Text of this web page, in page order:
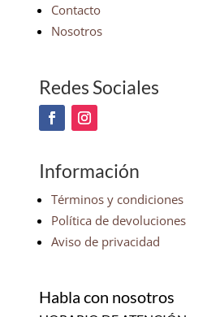
Contacto
Nosotros
Redes Sociales
Información
Términos y condiciones
Política de devoluciones
Aviso de privacidad
Habla con nosotros